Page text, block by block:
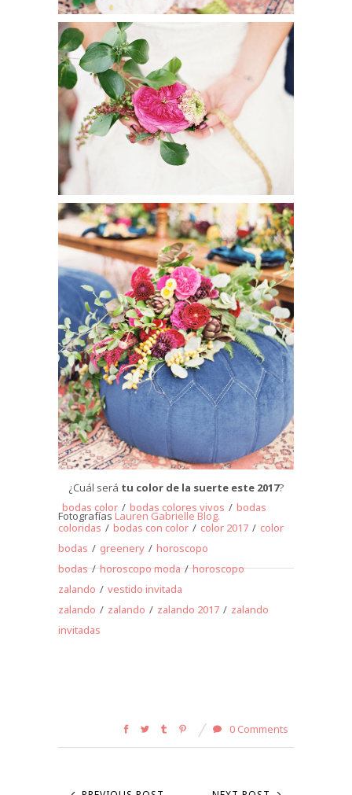
¿Cuál será tu color de la suerte este 2017?
Fotografías Lauren Gabrielle Blog.
bodas color / bodas colores vivos / bodas
coloridas / bodas con color / color 2017 / color
bodas / greenery / horoscopo
bodas / horoscopo moda / horoscopo
zalando / vestido invitada
zalando / zalando / zalando 2017 / zalando
invitadas
0 Comments